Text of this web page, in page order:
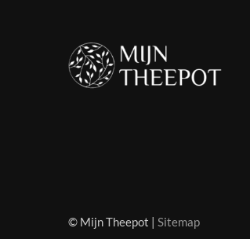
© Mijn Theepot | Sitemap